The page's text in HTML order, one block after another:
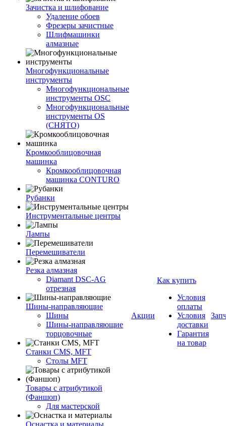
Зачистка и шлифование
Удаление обоев
Фрезеры зачистные
Шлифмашинки
алмазные
Многофункциональные
инструменты
Многофункциональные
инструменты OSC
Многофункциональные
инструменты OS
(СНЯТО)
Кромкооблицовочная
машинка
Кромкооблицовочная
машинка CONTURO
Рубанки
Инструментальные центры
Лампы
Перемешиватели
Резка алмазная
Diamant DSC-AG
отрезная
Шины-направляющие
Шины
Шины-направляющие
торцовочные
Станки CMS, MFT
Столы MFT
Товары с атрибутикой
(Фаншоп)
Для мастерской
Оснастка и материалы
Акции
Как купить
Условия
оплаты
Условия
доставки
Гарантия
на товар